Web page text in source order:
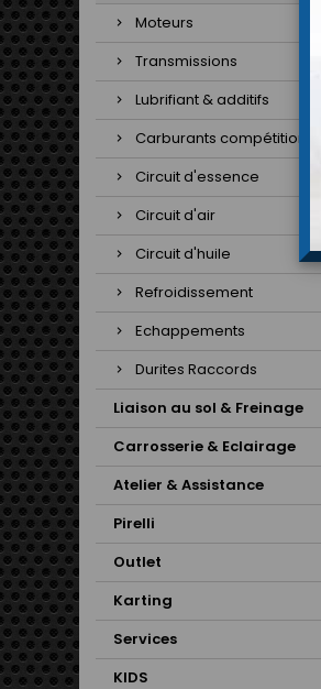
Moteurs
Transmissions
Lubrifiant & additifs
Carburants compétitions
Circuit d'essence
Circuit d'air
Circuit d'huile
Refroidissement
Echappements
Durites Raccords
Liaison au sol & Freinage
Carrosserie & Eclairage
Atelier & Assistance
Pirelli
Outlet
Karting
Services
KIDS